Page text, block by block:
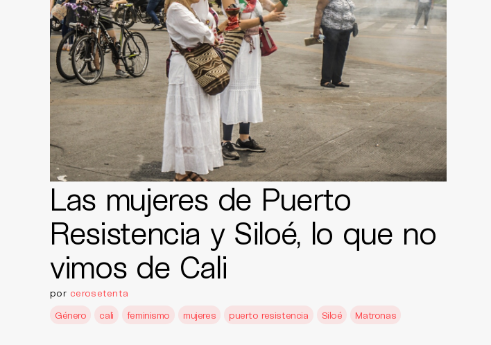
Las mujeres de Puerto
Resistencia y Siloé, lo que no
vimos de Cali
por cerosetenta
Género
cali feminismo mujeres puerto resistencia Siloé Matronas